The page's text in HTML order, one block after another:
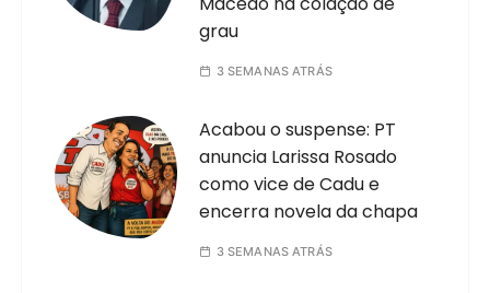
grau
3 SEMANAS ATRÁS
Acabou o suspense: PT
anuncia Larissa Rosado
como vice de Cadu e
encerra novela da chapa
3 SEMANAS ATRÁS